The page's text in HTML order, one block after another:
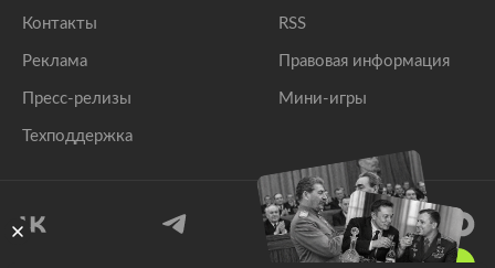
Контакты
Реклама
Пресс-релизы
Техподдержка
RSS
Правовая информация
Мини-игры